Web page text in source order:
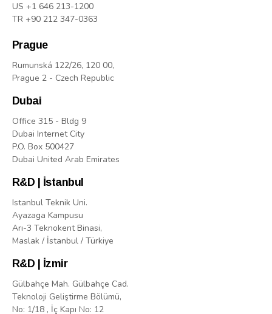
US +1 646 213-1200
TR +90 212 347-0363
Prague
Rumunská 122/26, 120 00,
Prague 2 - Czech Republic
Dubai
Office 315 - Bldg 9
Dubai Internet City
P.O. Box 500427
Dubai United Arab Emirates
R&D | İstanbul
Istanbul Teknik Uni.
Ayazaga Kampusu
Arı-3 Teknokent Binasi,
Maslak / İstanbul / Türkiye
R&D | İzmir
Gülbahçe Mah. Gülbahçe Cad.
Teknoloji Geliştirme Bölümü,
No: 1/18 , İç Kapı No: 12